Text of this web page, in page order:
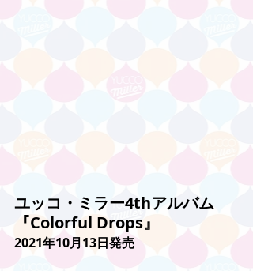
ユッコ・ミラー4thアルバム
『Colorful Drops』
2021年10月13日発売